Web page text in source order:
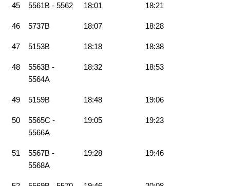
45 5561B - 5562 18:01 18:21
46 5737B 18:07 18:28
47 5153B 18:18 18:38
48
5563B -
5564A
18:32 18:53
49 5159B 18:48 19:06
50
5565C -
5566A
19:05 19:23
51
5567B -
5568A
19:28 19:46